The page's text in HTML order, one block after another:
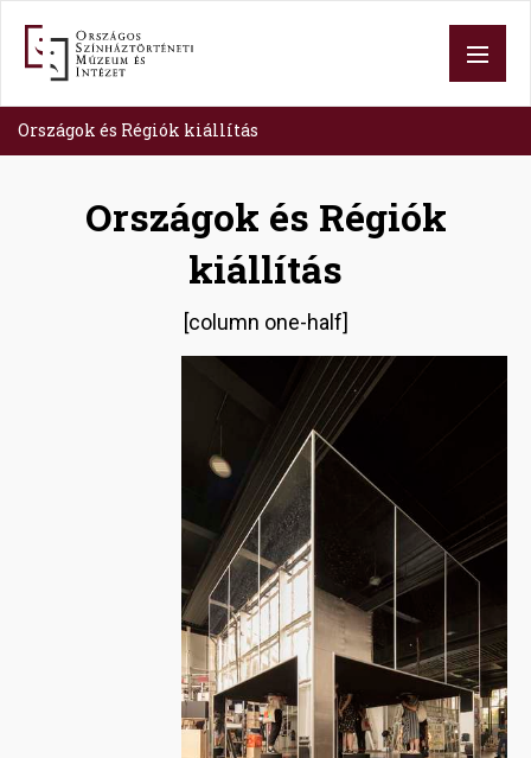
content
Országok és Régiók kiállítás
Országok és Régiók
kiállítás
[column one-half]